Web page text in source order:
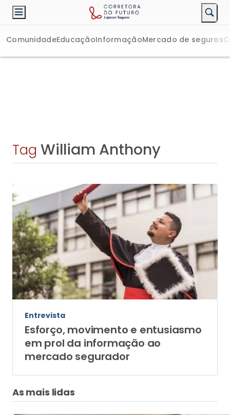
ComunidadeEducaçãoInformaçãoMercado de seguros
Tag William Anthony
Entrevista
Esforço, movimento e entusiasmo
em prol da informação ao
mercado segurador
As mais lidas